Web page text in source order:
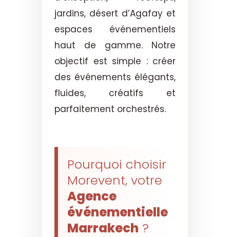
jardins, désert d’Agafay et
espaces événementiels
haut de gamme. Notre
objectif est simple : créer
des événements élégants,
fluides, créatifs et
parfaitement orchestrés.
Pourquoi choisir
Morevent, votre
Agence
événementielle
Marrakech ?